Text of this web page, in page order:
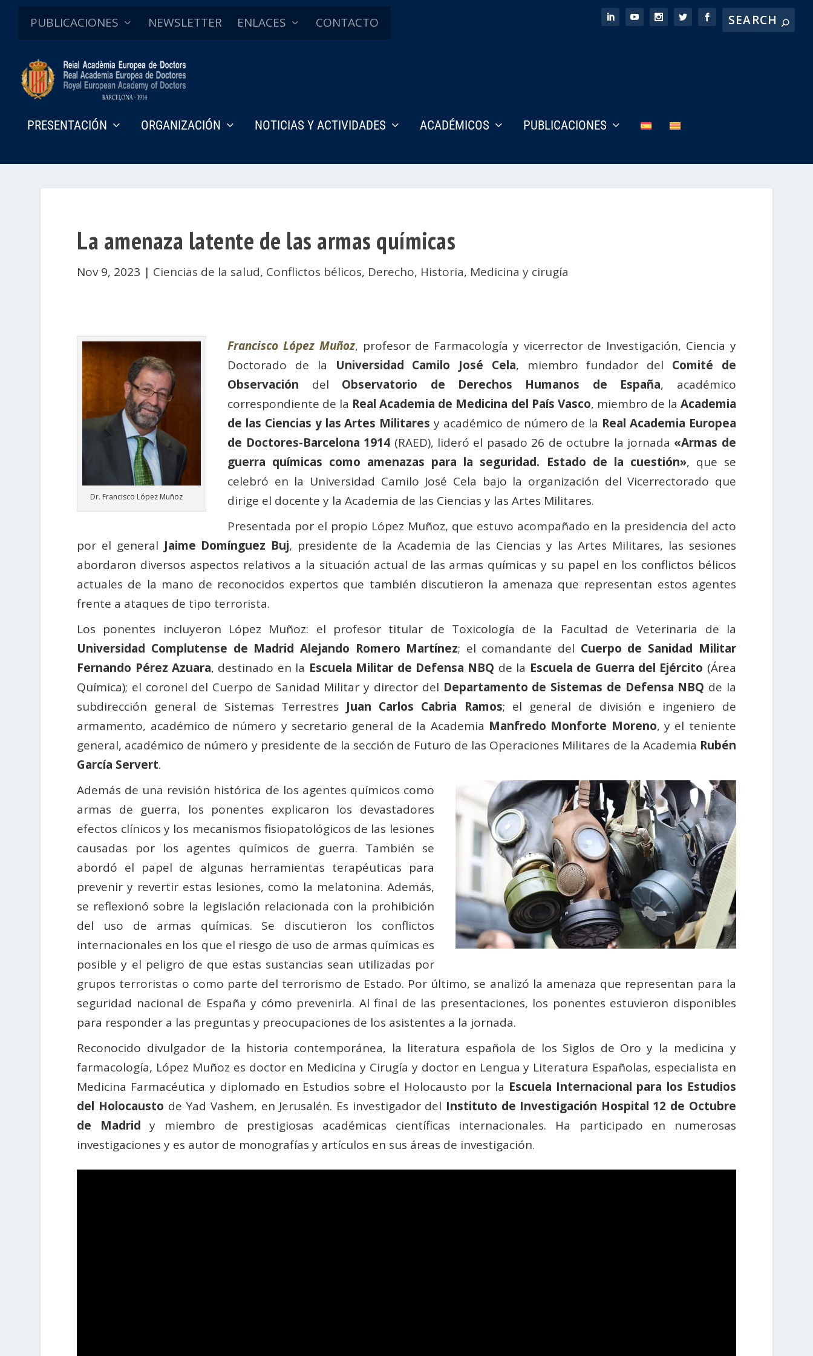
PUBLICACIONES NEWSLETTER ENLACES CONTACTO
PRESENTACIÓN ORGANIZACIÓN NOTICIAS Y ACTIVIDADES ACADÉMICOS PUBLICACIONES
La amenaza latente de las armas químicas
Nov 9, 2023 | Ciencias de la salud, Conflictos bélicos, Derecho, Historia, Medicina y cirugía
Dr. Francisco López Muñoz
Francisco López Muñoz, profesor de Farmacología y vicerrector de Investigación, Ciencia y
Doctorado de la Universidad Camilo José Cela, miembro fundador del Comité de
Observación del Observatorio de Derechos Humanos de España, académico
correspondiente de la Real Academia de Medicina del País Vasco, miembro de la Academia
de las Ciencias y las Artes Militaresy académico de número de la Real Academia Europea
de Doctores-Barcelona 1914 (RAED), lideró el pasado 26 de octubre la jornada «Armas de
guerra químicas como amenazas para la seguridad. Estado de la cuestión», que se
celebró en la Universidad Camilo José Cela bajo la organización del Vicerrectorado que
dirige el docente y la Academia de las Ciencias y las Artes Militares.
Presentada por el propio López Muñoz, que estuvo acompañado en la presidencia del acto
por el general Jaime Domínguez Buj, presidente de la Academia de las Ciencias y las Artes Militares, las sesiones
abordaron diversos aspectos relativos a la situación actual de las armas químicas y su papel en los conflictos bélicos
actuales de la mano de reconocidos expertos que también discutieron la amenaza que representan estos agentes
frente a ataques de tipo terrorista.
Los ponentes incluyeron López Muñoz: el profesor titular de Toxicología de la Facultad de Veterinaria de la
Universidad Complutense de Madrid Alejando Romero Martínez; el comandante del Cuerpo de Sanidad Militar
Fernando Pérez Azuara, destinado en la Escuela Militar de Defensa NBQ de la Escuela de Guerra del Ejército (Área
Química); el coronel del Cuerpo de Sanidad Militar y director del Departamento de Sistemas de Defensa NBQ de la
subdirección general de Sistemas Terrestres Juan Carlos Cabria Ramos; el general de división e ingeniero de
armamento, académico de número y secretario general de la Academia Manfredo Monforte Moreno, y el teniente
general, académico de número y presidente de la sección de Futuro de las Operaciones Militares de la Academia Rubén
García Servert.
Además de una revisión histórica de los agentes químicos como
armas de guerra, los ponentes explicaron los devastadores
efectos clínicos y los mecanismos fisiopatológicos de las lesiones
causadas por los agentes químicos de guerra. También se
abordó el papel de algunas herramientas terapéuticas para
prevenir y revertir estas lesiones, como la melatonina. Además,
se reflexionó sobre la legislación relacionada con la prohibición
del uso de armas químicas. Se discutieron los conflictos
internacionales en los que el riesgo de uso de armas químicas es
posible y el peligro de que estas sustancias sean utilizadas por
grupos terroristas o como parte del terrorismo de Estado. Por último, se analizó la amenaza que representan para la
seguridad nacional de España y cómo prevenirla. Al final de las presentaciones, los ponentes estuvieron disponibles
para responder a las preguntas y preocupaciones de los asistentes a la jornada.
Reconocido divulgador de la historia contemporánea, la literatura española de los Siglos de Oro y la medicina y
farmacología, López Muñoz es doctor en Medicina y Cirugía y doctor en Lengua y Literatura Españolas, especialista en
Medicina Farmacéutica y diplomado en Estudios sobre el Holocausto por la Escuela Internacional para los Estudios
del Holocausto de Yad Vashem, en Jerusalén. Es investigador del Instituto de Investigación Hospital 12 de Octubre
de Madrid y miembro de prestigiosas académicas científicas internacionales. Ha participado en numerosas
investigaciones y es autor de monografías y artículos en sus áreas de investigación.